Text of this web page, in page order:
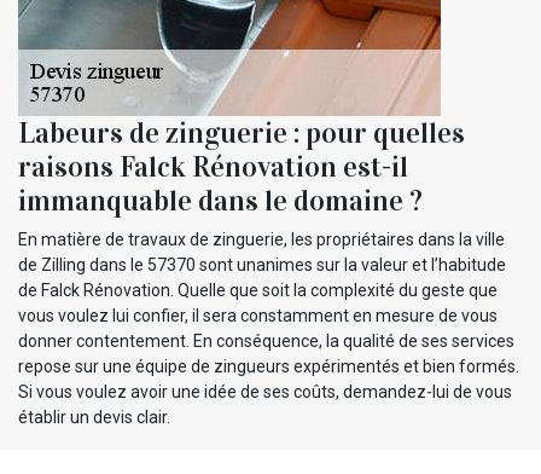
Labeurs de zinguerie : pour quelles
raisons Falck Rénovation est-il
immanquable dans le domaine ?
En matière de travaux de zinguerie, les propriétaires dans la ville
de Zilling dans le 57370 sont unanimes sur la valeur et l’habitude
de Falck Rénovation. Quelle que soit la complexité du geste que
vous voulez lui confier, il sera constamment en mesure de vous
donner contentement. En conséquence, la qualité de ses services
repose sur une équipe de zingueurs expérimentés et bien formés.
Si vous voulez avoir une idée de ses coûts, demandez-lui de vous
établir un devis clair.